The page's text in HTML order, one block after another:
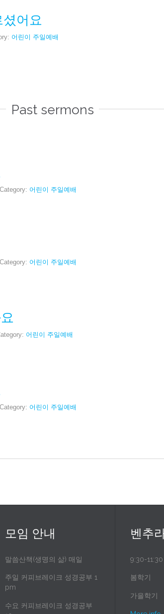
어요
어린이 주일예배
Past sermons
어린이 주일예배
어린이 주일예배
어린이 주일예배
어린이 주일예배
모임 안내
말씀산책(생명의 삶) 매일
주일 커피브레이크 성경공부 1
pm
수요 커피브레이크 성경공부
벤추
9:30-
봄학기
가을학기